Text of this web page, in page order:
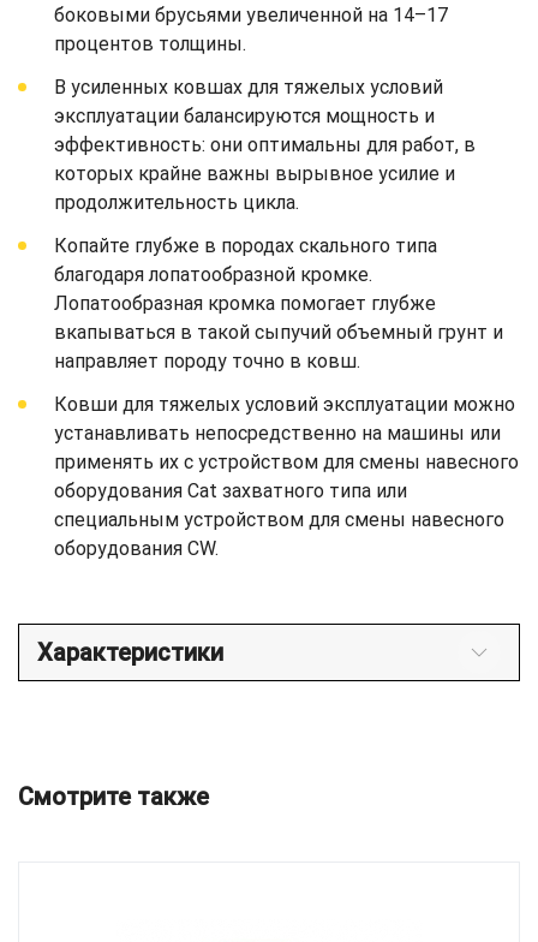
боковыми брусьями увеличенной на 14–17
процентов толщины.
В усиленных ковшах для тяжелых условий
эксплуатации балансируются мощность и
эффективность: они оптимальны для работ, в
которых крайне важны вырывное усилие и
продолжительность цикла.
Копайте глубже в породах скального типа
благодаря лопатообразной кромке.
Лопатообразная кромка помогает глубже
вкапываться в такой сыпучий объемный грунт и
направляет породу точно в ковш.
Ковши для тяжелых условий эксплуатации можно
устанавливать непосредственно на машины или
применять их с устройством для смены навесного
оборудования Cat захватного типа или
специальным устройством для смены навесного
оборудования CW.
Характеристики
Смотрите также